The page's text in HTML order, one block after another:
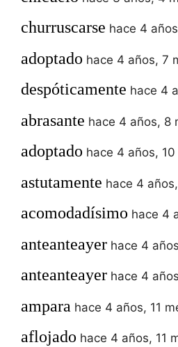
churruscarse hace 4
adoptado hace 4 años, 7
despóticamente hace 4
abrasante hace 4 años, 8
adoptado hace 4 años,
astutamente hace 4
acomodadísimo hace 4
anteanteayer hace 4
anteanteayer hace 4
ampara hace 4 años, 11
aflojado hace 4 años, 11